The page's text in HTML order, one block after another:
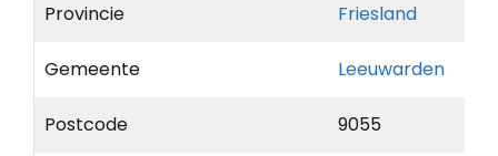
Provincie Friesland
Gemeente Leeuwarden
Postcode 9055